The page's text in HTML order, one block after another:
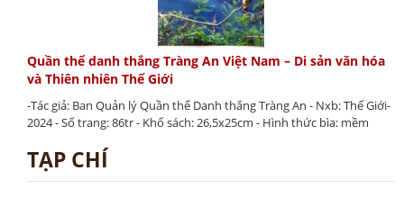
Quần thể danh thắng Tràng An Việt Nam – Di sản văn hóa
và Thiên nhiên Thế Giới
-Tác giả: Ban Quản lý Quần thể Danh thắng Tràng An - Nxb: Thế Giới-
2024 - Số trang: 86tr - Khổ sách: 26,5x25cm - Hình thức bìa: mềm
TẠP CHÍ